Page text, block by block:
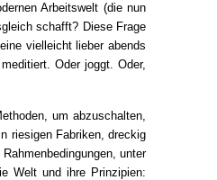
Arbeitswelt (die nun
schafft? Diese Frage
vielleicht lieber abends
Oder joggt. Oder,
um abzuschalten,
riesigen Fabriken, dreckig
unter
Welt und ihre Prinzipien: